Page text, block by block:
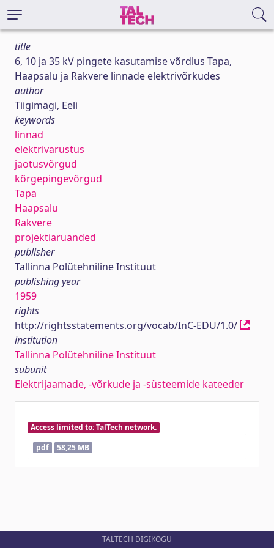
title
6, 10 ja 35 kV pingete kasutamise võrdlus Tapa,
Haapsalu ja Rakvere linnade elektrivõrkudes
author
Tiigimägi, Eeli
keywords
linnad
elektrivarustus
jaotusvõrgud
kõrgepingevõrgud
Tapa
Haapsalu
Rakvere
projektiaruanded
publisher
Tallinna Polütehniline Instituut
publishing year
1959
rights
http://rightsstatements.org/vocab/InC-EDU/1.0/
institution
Tallinna Polütehniline Instituut
subunit
Elektrijaamade, -võrkude ja -süsteemide kateeder
Access limited to: TalTech network.
pdf
58,25 MB
TALTECH DIGIKOGU